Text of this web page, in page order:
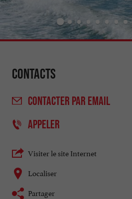
Contacts
CONTACTER PAR EMAIL
APPELER
Visiter le site Internet
Localiser
Partager